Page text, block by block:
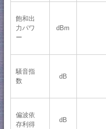
飽和出
力パワ
ー
dBm
騒音指
数
dB
偏波依
存利得
dB